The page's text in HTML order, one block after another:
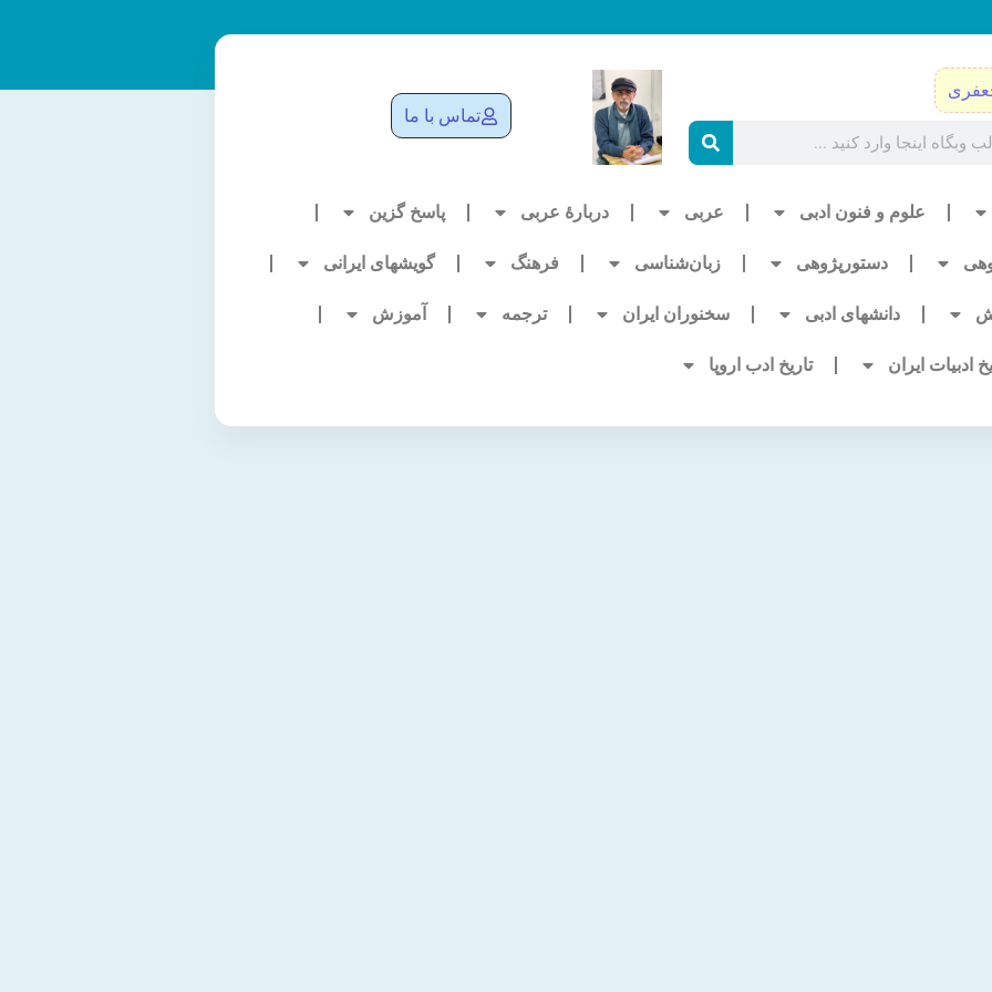
تماس با ما
علوم و فنون ادبی عربی دربارۀ عربی پاسخ گزین
دستورپژوهی زبان‌شناسی فرهنگ گویشهای ایرانی
دانشهای ادبی سخنوران ایران ترجمه آموزش
ادبیات ایران تاریخ ادب اروپا